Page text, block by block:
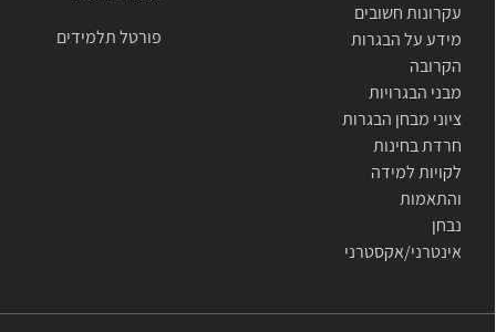
עקרונות חשובים
מידע על הבגרות
הקרובה
מבני הבגרויות
ציוני מבחן הבגרות
חרדת בחינות
לקויות למידה
והתאמות
נבחן
אינטרני/אקסטרני
פורטל תלמידים